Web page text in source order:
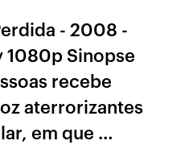
- 2008 -
1080p Sinopse
recebe
aterrorizantes
em que …